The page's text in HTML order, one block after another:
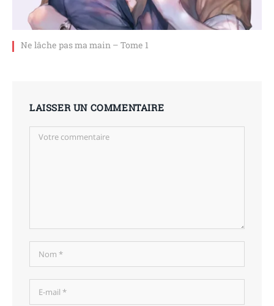
Ne lâche pas ma main – Tome 1
LAISSER UN COMMENTAIRE